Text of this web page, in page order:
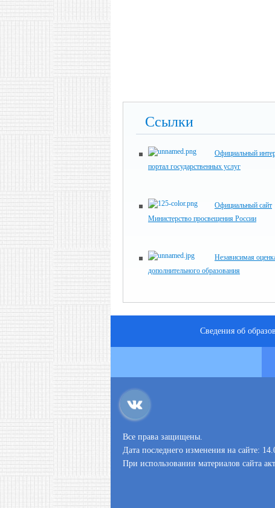
Ссылки
Официальный
портал государственных услуг
Официальный сайт
Министерство просвещения России
Независимая
дополнительного образования
Сведения об
Все права защищены.
Дата последнего изменения на сайте:
При использовании материалов сайта